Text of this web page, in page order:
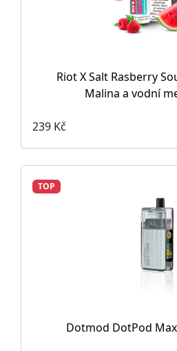
Riot X Salt Rasberry
Malina a vodní
239 Kč
TOP
Dotmod DotPod